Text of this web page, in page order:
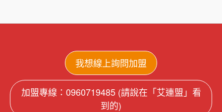
我想線上詢問加盟
加盟專線：0960719485 (請說在「艾連盟」看
到的)